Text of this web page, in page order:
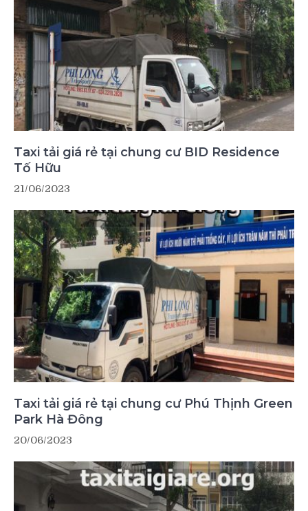
Taxi tải giá rẻ tại chung cư BID Residence
Tố Hữu
21/06/2023
Taxi tải giá rẻ tại chung cư Phú Thịnh Green
Park Hà Đông
20/06/2023